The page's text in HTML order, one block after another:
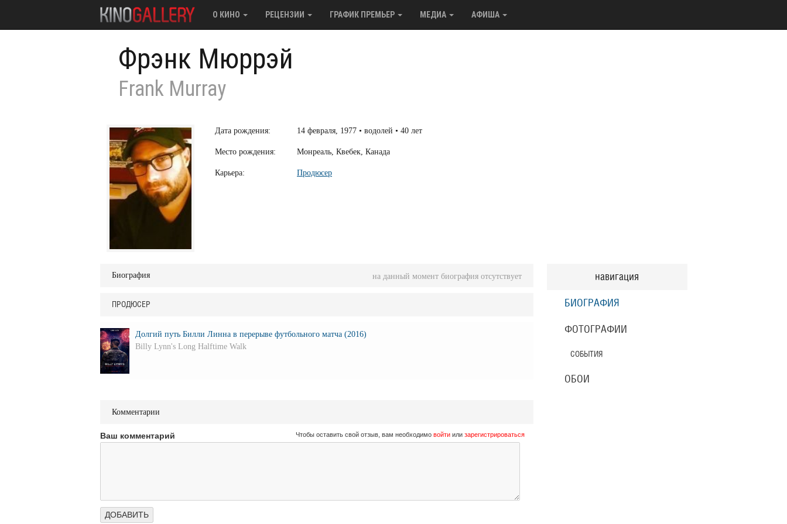
О КИНО РЕЦЕНЗИИ ГРАФИК ПРЕМЬЕР МЕДИА АФИША
Фрэнк Мюррэй
Frank Murray
Дата рождения: 14 февраля, 1977 • водолей • 40 лет
Место рождения: Монреаль, Квебек, Канада
Карьера: Продюсер
навигация
БИОГРАФИЯ
ФОТОГРАФИИ
СОБЫТИЯ
ОБОИ
Биография на данный момент биография отсутствует
ПРОДЮСЕР
Долгий путь Билли Линна в перерыве футбольного матча (2016)
Billy Lynn's Long Halftime Walk
Комментарии
Ваш комментарий Чтобы оставить свой отзыв, вам необходимо войтиили зарегистрироваться